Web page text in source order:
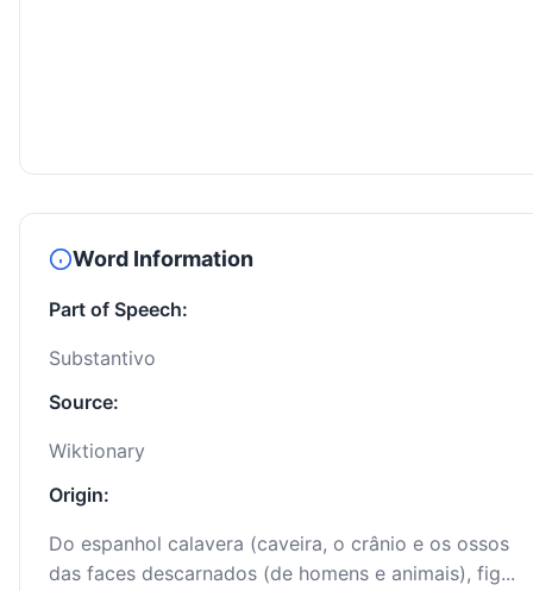
Word Information
Part of Speech:
Substantivo
Source:
Wiktionary
Origin:
Do espanhol calavera (caveira, o crânio e os ossos
das faces descarnados (de homens e animais), fig...